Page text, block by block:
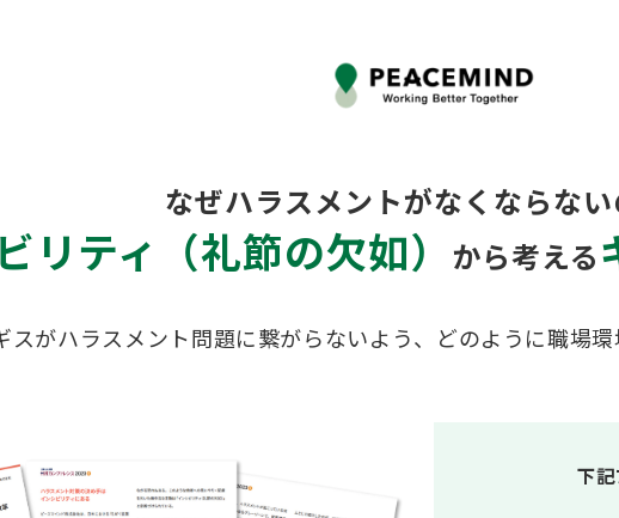
なぜハラスメントがなくならない
リティ（礼節の欠如） から考える
スがハラスメント問題に繋がらないよう、どのように職場
下記